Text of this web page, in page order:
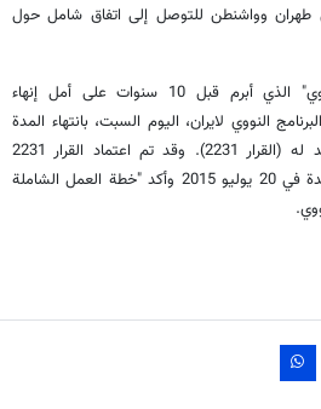
طهران وواشنطن للتوصل إلى اتفاق شامل حول
وقد انتهى مفعول "الاتفاق النووي" الذي أبرم قبل 10 سنوات على أمل إنهاء
النووي لايران، اليوم السبت، بانتهاء المدة
الزمنية لقرار مجلس الأمن المؤيد له (القرار 2231). وقد تم اعتماد القرار 2231
لمجلس الأمن التابع للأمم المتحدة في 20 يوليو 2015 وأكد "خطة العمل الشاملة